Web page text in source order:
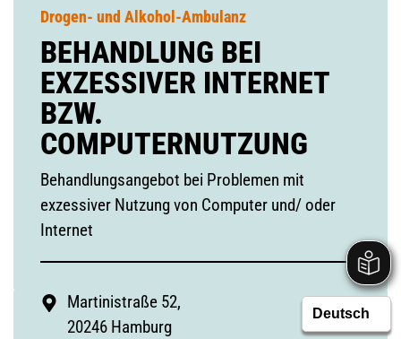
Drogen- und Alkohol-Ambulanz
BEHANDLUNG BEI
EXZESSIVER INTERNET
BZW.
COMPUTERNUTZUNG
Behandlungsangebot bei Problemen mit
exzessiver Nutzung von Computer und/ oder
Internet
Martinistraße 52,
20246 Hamburg